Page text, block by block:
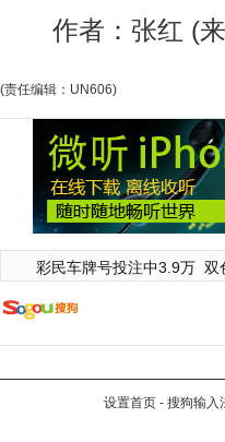
作者：张红 (来
(责任编辑：UN606)
彩民车牌号投注中3.9万 双
设置首页 - 搜狗输入